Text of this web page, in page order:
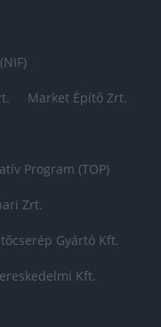
Market Építő Zrt.
Program (TOP)
Zrt.
Gyártó Kft.
Kft.